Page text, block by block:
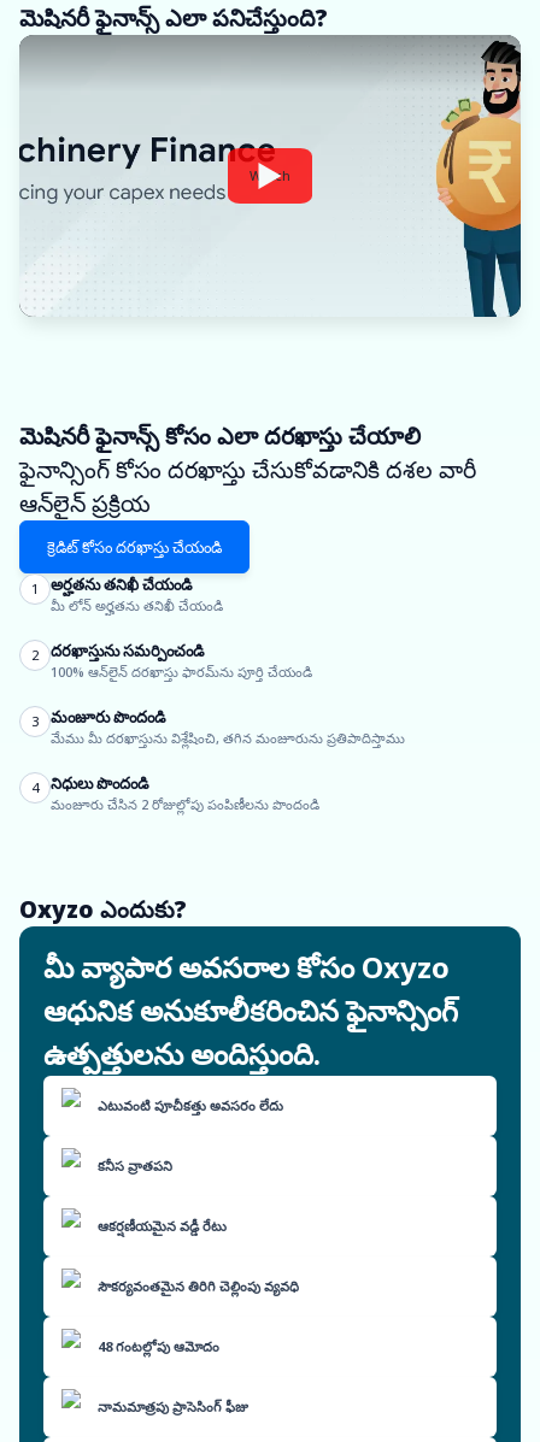
మెషినరీ ఫైనాన్స్ ఎలా పనిచేస్తుంది?
Watch
మెషినరీ ఫైనాన్స్ కోసం ఎలా దరఖాస్తు చేయాలి
ఫైనాన్సింగ్ కోసం దరఖాస్తు చేసుకోవడానికి దశల వారీ
ఆన్‌లైన్ ప్రక్రియ
క్రెడిట్ కోసం దరఖాస్తు చేయండి
1 అర్హతను తనిఖీ చేయండి
మీ లోన్ అర్హతను తనిఖీ చేయండి
2 దరఖాస్తును సమర్పించండి
100% ఆన్‌లైన్ దరఖాస్తు ఫారమ్‌ను పూర్తి చేయండి
3 మంజూరు పొందండి
మేము మీ దరఖాస్తును విశ్లేషించి, తగిన మంజూరును ప్రతిపాదిస్తాము
4 నిధులు పొందండి
మంజూరు చేసిన 2 రోజుల్లోపు పంపిణీలను పొందండి
Oxyzo ఎందుకు?
మీ వ్యాపార అవసరాల కోసం Oxyzo
ఆధునిక అనుకూలీకరించిన ఫైనాన్సింగ్
ఉత్పత్తులను అందిస్తుంది.
ఎటువంటి పూచీకత్తు అవసరం లేదు
కనీస వ్రాతపని
ఆకర్షణీయమైన వడ్డీ రేటు
సౌకర్యవంతమైన తిరిగి చెల్లింపు వ్యవధి
48 గంటల్లోపు ఆమోదం
నామమాత్రపు ప్రాసెసింగ్ ఫీజు